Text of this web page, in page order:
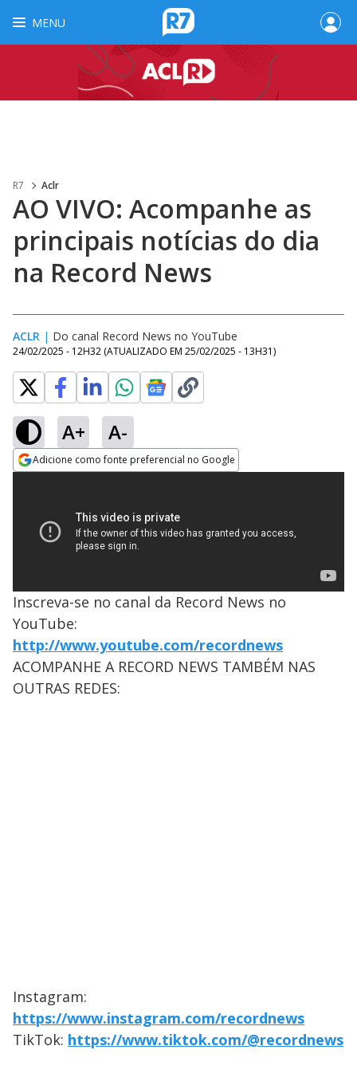
MENU
R7 Aclr
AO VIVO: Acompanhe as
principais notícias do dia
na Record News
ACLR | Do canal Record News no YouTube
24/02/2025 - 12H32 (ATUALIZADO EM 25/02/2025 - 13H31)
A+ A-
Adicione como fonte preferencial no Google
Inscreva-se no canal da Record News no
YouTube:
http://www.youtube.com/recordnews
ACOMPANHE A RECORD NEWS TAMBÉM NAS
OUTRAS REDES:
Instagram:
https://www.instagram.com/recordnews
TikTok: https://www.tiktok.com/@recordnews